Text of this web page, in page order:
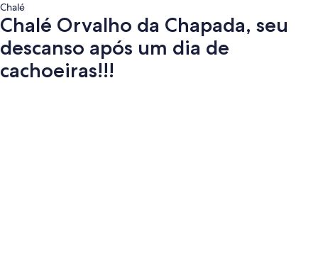
Chalé
Chalé Orvalho da Chapada, seu
descanso após um dia de
cachoeiras!!!